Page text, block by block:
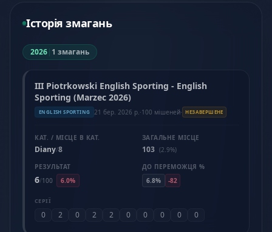
Історія змагань
2026| 1 змагань
III Piotrkowski English Sporting - English
Sporting (Marzec 2026)
ENGLISH SPORTING 21 бер. 2026 р. ·100 мішеней· НЕЗАВЕРШЕНЕ
КАТ. / МІСЦЕ В КАТ.
Diany/8
ЗАГАЛЬНЕ МІСЦЕ
103 (2.9%)
РЕЗУЛЬТАТ
6/100 6.0%
ДО ПЕРЕМОЖЦЯ %
6.8%
-82
СЕРІЇ
0 2 0 2 2 0 0 0 0 0